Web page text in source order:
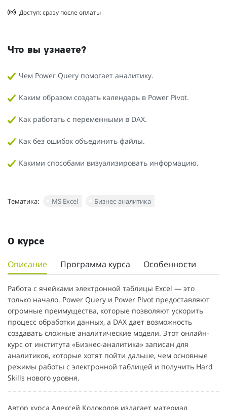
Доступ: сразу после оплаты
Что вы узнаете?
Чем Power Query помогает аналитику.
Каким образом создать календарь в Power Pivot.
Как работать с переменными в DAX.
Как без ошибок объединить файлы.
Какими способами визуализировать информацию.
Тематика: MS Excel Бизнес-аналитика
О курсе
Описание Программа курса Особенности
Работа с ячейками электронной таблицы Excel — это
только начало. Power Query и Power Pivot предоставляют
огромные преимущества, которые позволяют ускорить
процесс обработки данных, а DAX дает возможность
создавать сложные аналитические модели. Этот онлайн-
курс от института «Бизнес-аналитика» записан для
аналитиков, которые хотят пойти дальше, чем основные
режимы работы с электронной таблицей и получить Hard
Skills нового уровня.
Автор курса Алексей Колоколов излагает материал